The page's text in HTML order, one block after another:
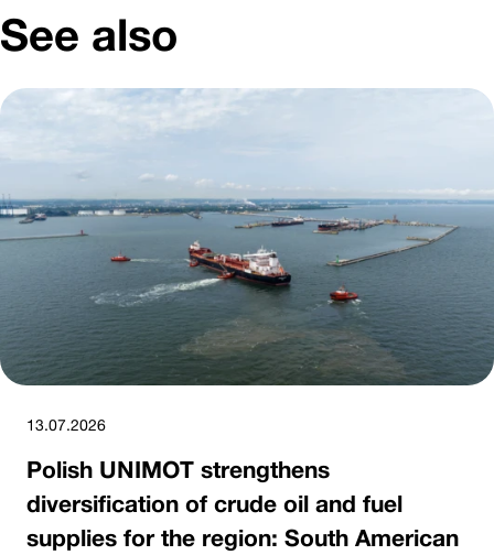
See also
13.07.2026
Polish UNIMOT strengthens
diversification of crude oil and fuel
supplies for the region: South American